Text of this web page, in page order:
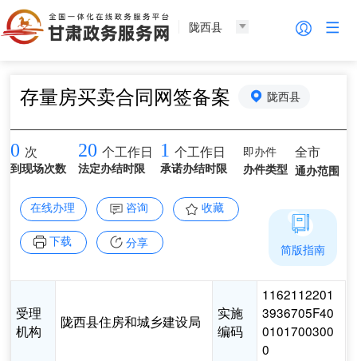
陇西县
存量房买卖合同网签备案 陇西县
0 次
到现场次数
20 个工作日
法定办结时限
1 个工作日
承诺办结时限
即办件
办件类型
全市
通办范围
在线办理 咨询 收藏
下载 分享
受理
机构
陇西县住房和城乡建设局
实施
编码
1162112201
3936705F40
0101700300
0
简版指南